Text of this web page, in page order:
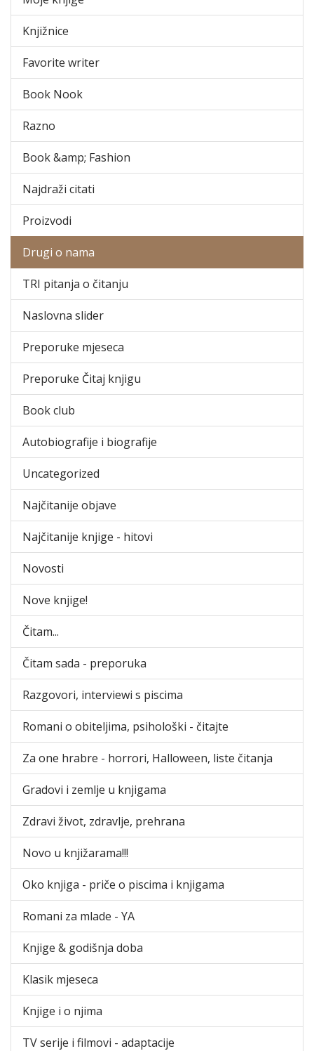
Knjižnice
Favorite writer
Book Nook
Razno
Book &amp; Fashion
Najdraži citati
Proizvodi
Drugi o nama
TRI pitanja o čitanju
Naslovna slider
Preporuke mjeseca
Preporuke Čitaj knjigu
Book club
Autobiografije i biografije
Uncategorized
Najčitanije objave
Najčitanije knjige - hitovi
Novosti
Nove knjige!
Čitam...
Čitam sada - preporuka
Razgovori, interviewi s piscima
Romani o obiteljima, psihološki - čitajte
Za one hrabre - horrori, Halloween, liste čitanja
Gradovi i zemlje u knjigama
Zdravi život, zdravlje, prehrana
Novo u knjižarama!!!
Oko knjiga - priče o piscima i knjigama
Romani za mlade - YA
Knjige & godišnja doba
Klasik mjeseca
Knjige i o njima
TV serije i filmovi - adaptacije